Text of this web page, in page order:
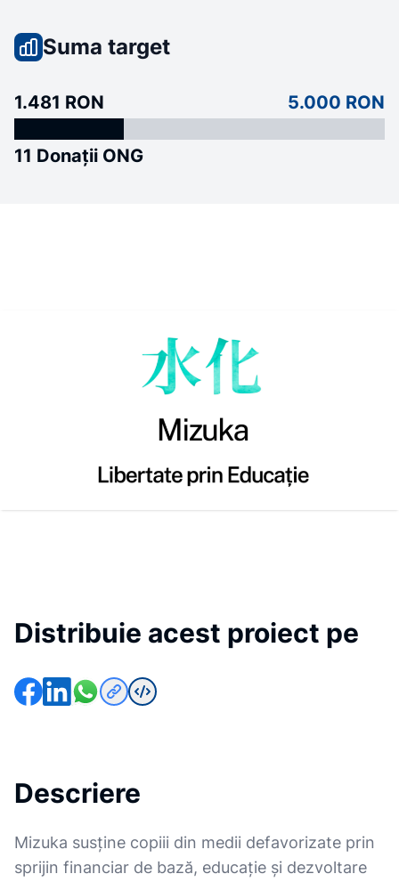
Suma target
1.481 RON 5.000 RON
11 Donații ONG
Distribuie acest proiect pe
Descriere
Mizuka susține copiii din medii defavorizate prin
sprijin financiar de bază, educație și dezvoltare